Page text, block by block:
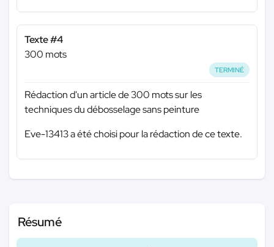
Texte #4
300 mots
TERMINÉ
Rédaction d'un article de 300 mots sur les
techniques du débosselage sans peinture
Eve-13413 a été choisi pour la rédaction de ce texte.
Résumé